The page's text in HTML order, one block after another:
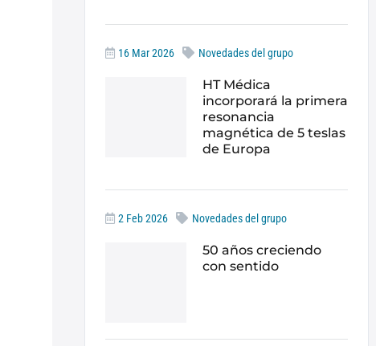
16 Mar 2026 Novedades del grupo
HT Médica
incorporará la primera
resonancia
magnética de 5 teslas
de Europa
2 Feb 2026 Novedades del grupo
50 años creciendo
con sentido